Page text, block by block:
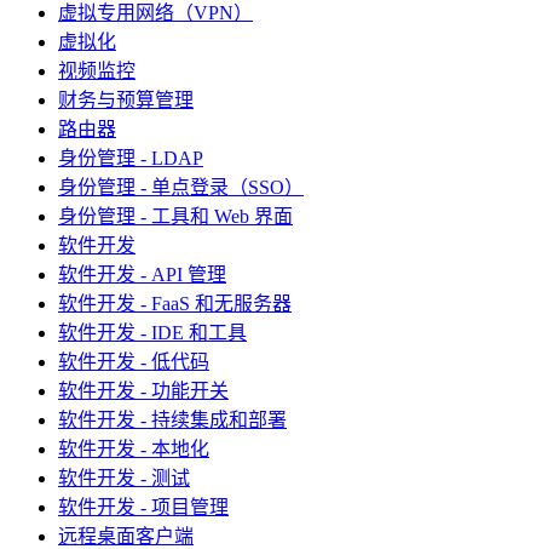
虚拟专用网络（VPN）
虚拟化
视频监控
财务与预算管理
路由器
身份管理 - LDAP
身份管理 - 单点登录（SSO）
身份管理 - 工具和 Web 界面
软件开发
软件开发 - API 管理
软件开发 - FaaS 和无服务器
软件开发 - IDE 和工具
软件开发 - 低代码
软件开发 - 功能开关
软件开发 - 持续集成和部署
软件开发 - 本地化
软件开发 - 测试
软件开发 - 项目管理
远程桌面客户端